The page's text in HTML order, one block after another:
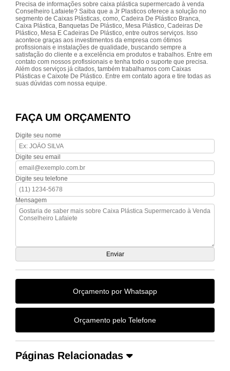
Precisa de informações sobre caixa plástica supermercado à venda
Conselheiro Lafaiete? Saiba que a Jr Plasticos oferece a solução no
segmento de Caixas Plásticas, como, Cadeira De Plástico Branca,
Caixa Plástica, Banquetas De Plástico, Mesa Plástico, Cadeiras De
Plástico, Mesa E Cadeiras De Plástico, entre outros serviços. Isso
acontece graças aos investimentos da empresa com ótimos
profissionais e instalações de qualidade, buscando sempre a
satisfação do cliente e a excelência em produtos e trabalhos. Entre em
contato com nossos profissionais e tenha todo o suporte que precisa.
Além dos serviços já citados, também trabalhamos com Caixas
Plásticas e Caixote De Plástico. Entre em contato agora e tire todas as
suas dúvidas com nossa equipe.
FAÇA UM ORÇAMENTO
Digite seu nome
Digite seu email
Digite seu telefone
Mensagem
Orçamento por Whatsapp
Orçamento pelo Telefone
Páginas Relacionadas